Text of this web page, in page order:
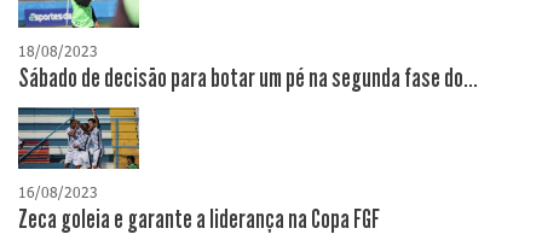
18/08/2023
Sábado de decisão para botar um pé na segunda fase do...
16/08/2023
Zeca goleia e garante a liderança na Copa FGF